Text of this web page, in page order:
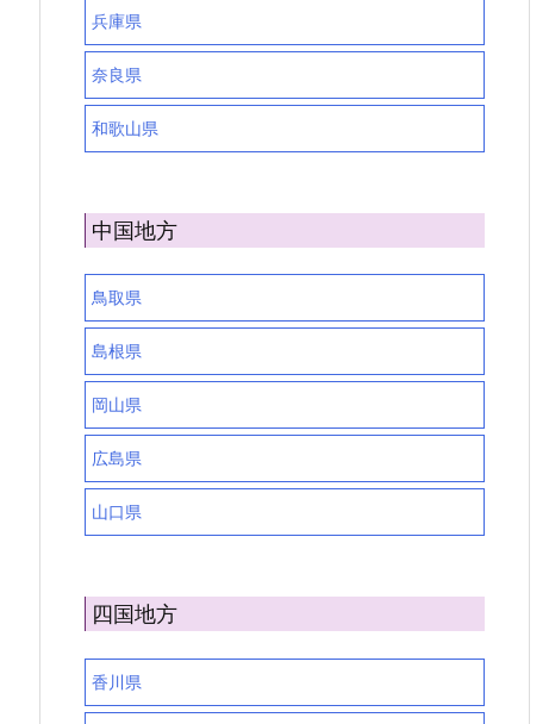
兵庫県
奈良県
和歌山県
中国地方
鳥取県
島根県
岡山県
広島県
山口県
四国地方
香川県